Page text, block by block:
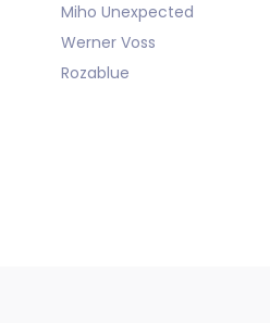
Miho Unexpected
Werner Voss
Rozablue